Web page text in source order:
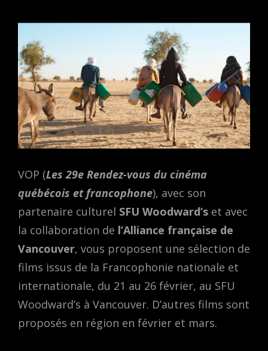
VOP (Les 29e Rendez-vous du cinéma
québécois et francophone), avec son
partenaire culturel SFU Woodward’s et avec
la collaboration de l’Alliance française de
Vancouver, vous proposent une sélection de
films issus de la Francophonie nationale et
internationale, du 21 au 26 février, au SFU
Woodward’s à Vancouver. D’autres films sont
proposés en région en février et mars.